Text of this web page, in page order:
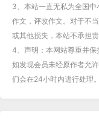
3、本站一直无私为全国
作文，评改作文。对于不
或其他损失，本站不承担责
4、声明：本网站尊重并保
如发现会员未经原作者允
们会在24小时内进行处理。